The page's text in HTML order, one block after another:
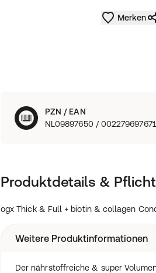
Merken
PZN / EAN
NL09897650 /
Produktdetails &
ogx Thick & Full + biotin & collagen
Weitere Produktinformationen
Der nährstoffreiche & super